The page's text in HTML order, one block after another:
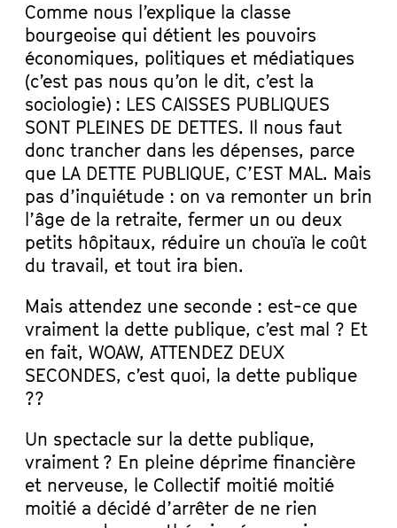
Comme nous l’explique la classe
bourgeoise qui détient les pouvoirs
économiques, politiques et médiatiques
(c’est pas nous qu’on le dit, c’est la
sociologie) : LES CAISSES PUBLIQUES
SONT PLEINES DE DETTES. Il nous faut
donc trancher dans les dépenses, parce
que LA DETTE PUBLIQUE, C’EST MAL. Mais
pas d’inquiétude : on va remonter un brin
l’âge de la retraite, fermer un ou deux
petits hôpitaux, réduire un chouïa le coût
du travail, et tout ira bien.
Mais attendez une seconde : est-ce que
vraiment la dette publique, c’est mal ? Et
en fait, WOAW, ATTENDEZ DEUX
SECONDES, c’est quoi, la dette publique
??
Un spectacle sur la dette publique,
vraiment ? En pleine déprime financière
et nerveuse, le Collectif moitié moitié
moitié a décidé d’arrêter de ne rien